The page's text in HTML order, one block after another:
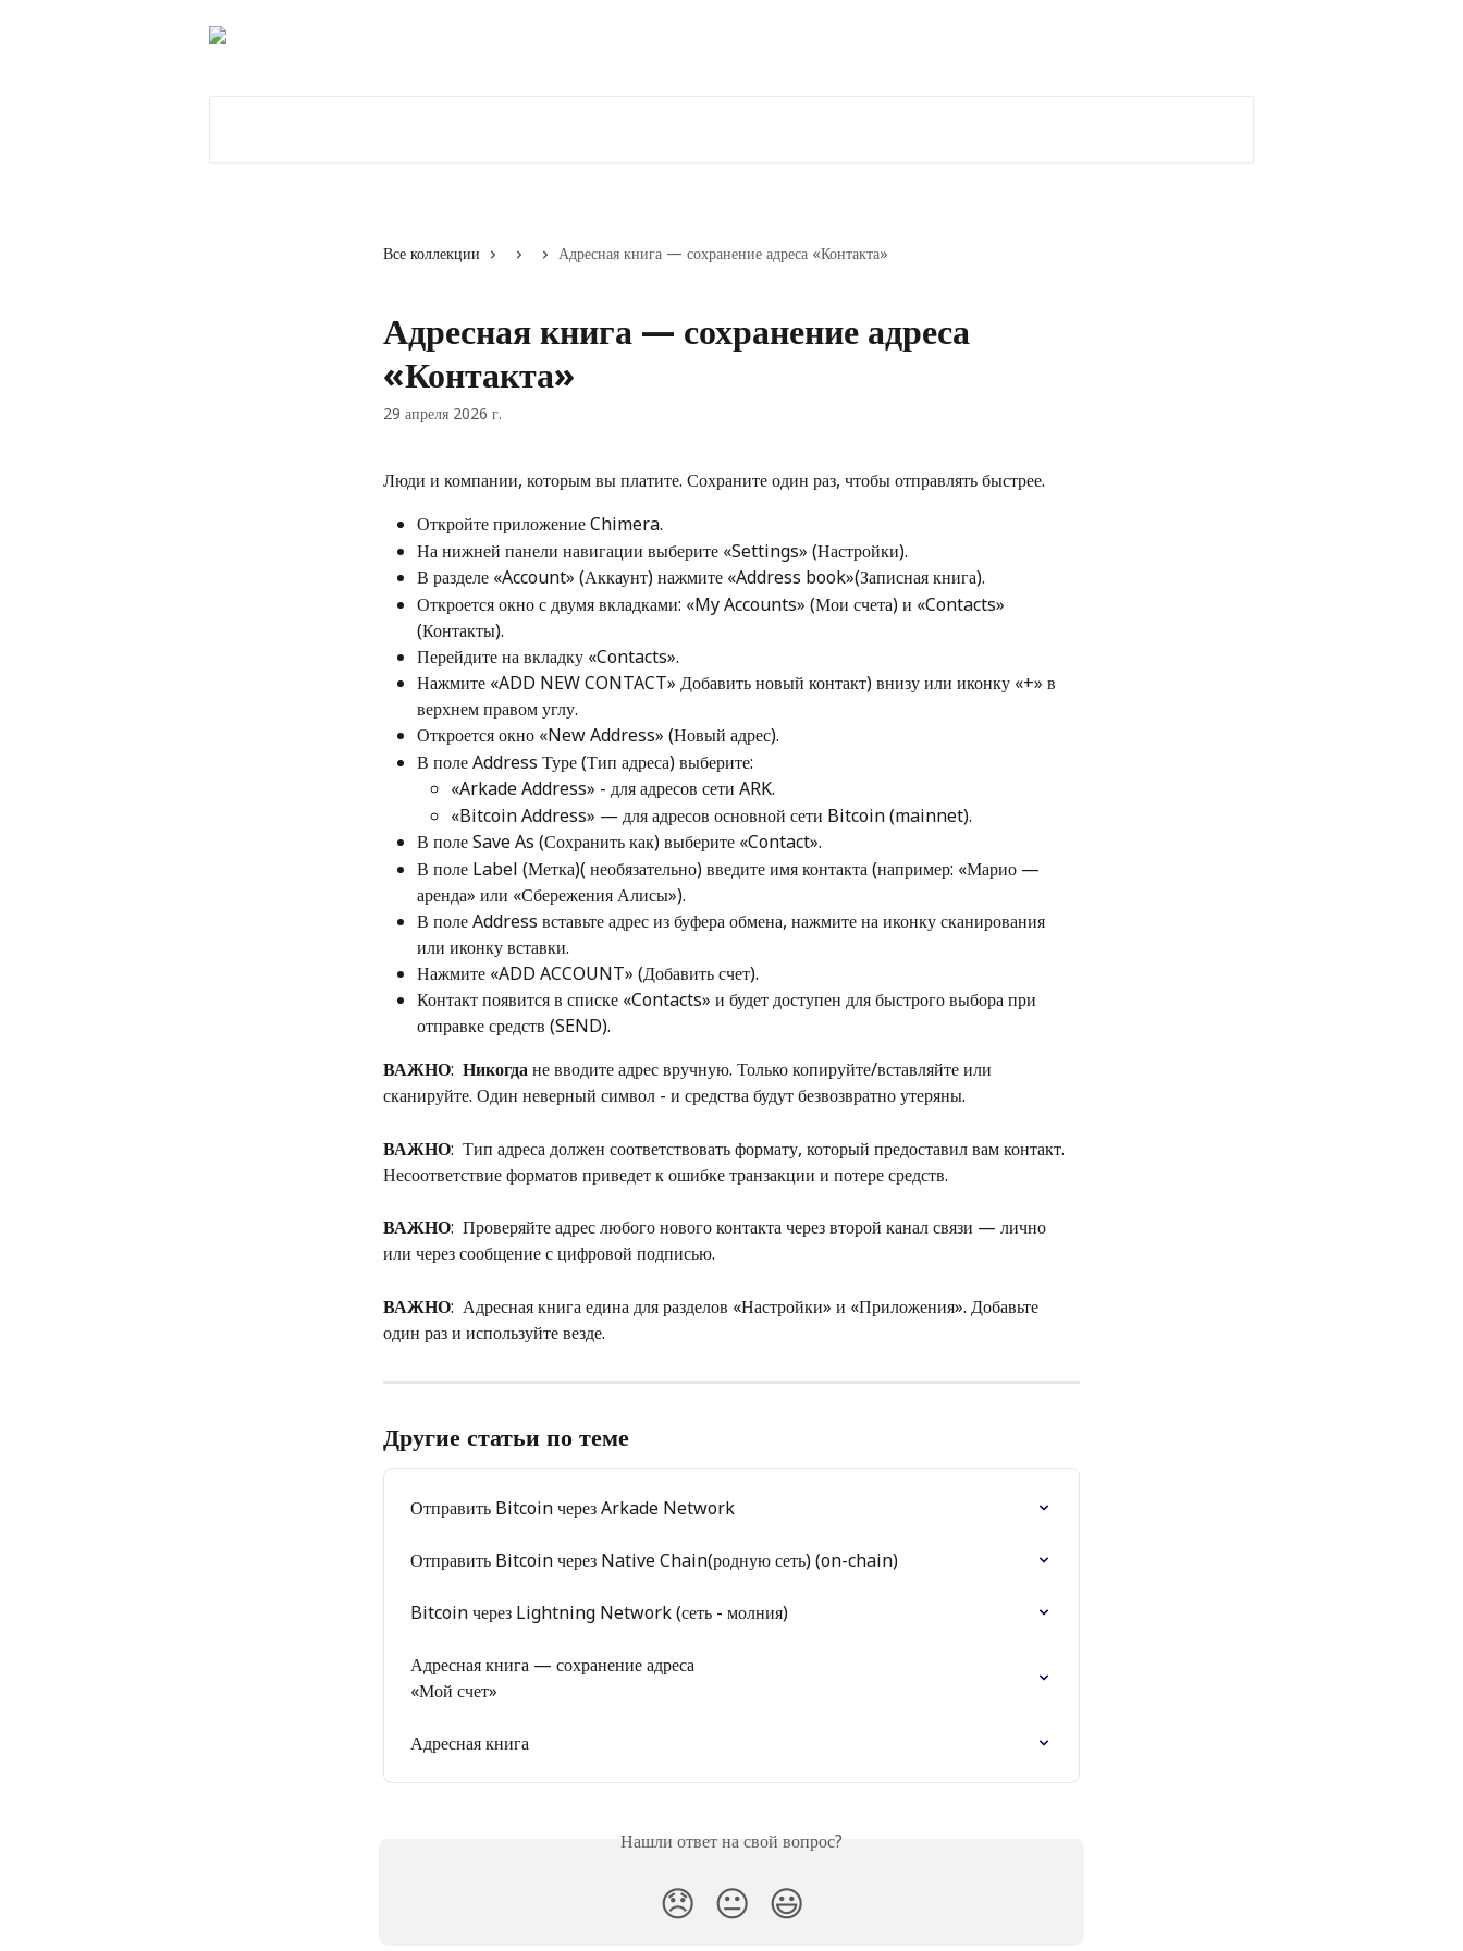
Все коллекции Адресная книга — сохранение адреса «Контакта»
Адресная книга — сохранение адреса
«Контакта»
29 апреля 2026 г.
Люди и компании, которым вы платите. Сохраните один раз, чтобы отправлять быстрее.
Откройте приложение Chimera.
На нижней панели навигации выберите «Settings» (Настройки).
В разделе «Account» (Аккаунт) нажмите «Address book»(Записная книга).
Откроется окно с двумя вкладками: «My Accounts» (Мои счета) и «Contacts»
(Контакты).
Перейдите на вкладку «Contacts».
Нажмите «ADD NEW CONTACT» Добавить новый контакт) внизу или иконку «+» в
верхнем правом углу.
Откроется окно «New Address» (Новый адрес).
В поле Address Туре (Тип адреса) выберите:
«Arkade Address» - для адресов сети ARK.
«Bitcoin Address» — для адресов основной сети Bitcoin (mainnet).
В поле Save As (Сохранить как) выберите «Contact».
В поле Label (Метка)( необязательно) введите имя контакта (например: «Марио —
аренда» или «Сбережения Алисы»).
В поле Address вставьте адрес из буфера обмена, нажмите на иконку сканирования
или иконку вставки.
Нажмите «ADD ACCOUNT» (Добавить счет).
Контакт появится в списке «Contacts» и будет доступен для быстрого выбора при
отправке средств (SEND).
ВАЖНО: Никогда не вводите адрес вручную. Только копируйте/вставляйте или
сканируйте. Один неверный символ - и средства будут безвозвратно утеряны.
ВАЖНО:  Тип адреса должен соответствовать формату, который предоставил вам контакт.
Несоответствие форматов приведет к ошибке транзакции и потере средств.
ВАЖНО:  Проверяйте адрес любого нового контакта через второй канал связи — лично
или через сообщение с цифровой подписью.
ВАЖНО:  Адресная книга едина для разделов «Настройки» и «Приложения». Добавьте
один раз и используйте везде.
Другие статьи по теме
Отправить Bitcoin через Arkade Network
Отправить Bitcoin через Native Chain(родную сеть) (on-chain)
Bitcoin через Lightning Network (сеть - молния)
Адресная книга — сохранение адреса
«Мой счет»
Адресная книга
Нашли ответ на свой вопрос?
😞 😐 😃